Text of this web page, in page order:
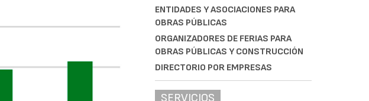
ENTIDADES Y ASOCIACIONES PARA
OBRAS PÚBLICAS
ORGANIZADORES DE FERIAS PARA
OBRAS PÚBLICAS Y CONSTRUCCIÓN
DIRECTORIO POR EMPRESAS
SERVICIOS